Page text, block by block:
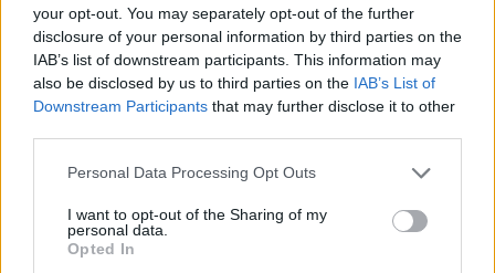
your opt-out. You may separately opt-out of the further
disclosure of your personal information by third parties on the
IAB’s list of downstream participants. This information may
also be disclosed by us to third parties on the IAB’s List of
Downstream Participants that may further disclose it to other
Please note that this website/app uses one or more Google
not limited to your visit or usage behaviour. You may click to
grant or deny consent to Google and its third-party tags to
use your data for below specified purposes in below Google
Personal Data Processing Opt Outs
I want to opt-out of the Sharing of my
personal data.
Opted In
Jön még kép!